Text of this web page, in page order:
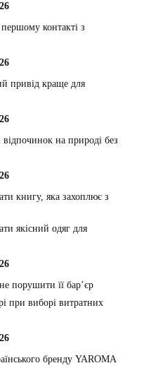
контакті з
привід краще для
на природі без
книгу, яка захоплює з
якісний одяг для
порушити її бар’єр
при виборі витратних
бренду YAROMA